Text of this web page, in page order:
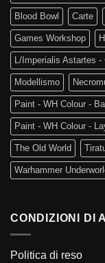
Blood Bowl Carte
Games Workshop
L/Imperialis Astartes -
Modellismo
Paint - WH Colour -
Paint - WH Colour -
The Old World
Warhammer
CONDIZIONI DI
Politica di reso